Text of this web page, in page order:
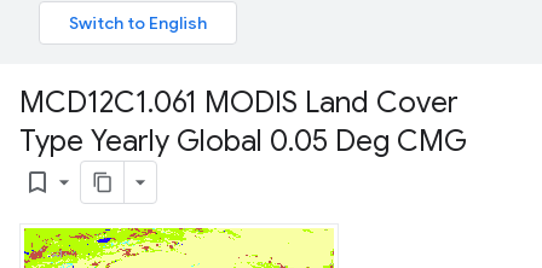
MCD12C1.061 MODIS Land Cover
Type Yearly Global 0.05 Deg CMG
bookmark_border